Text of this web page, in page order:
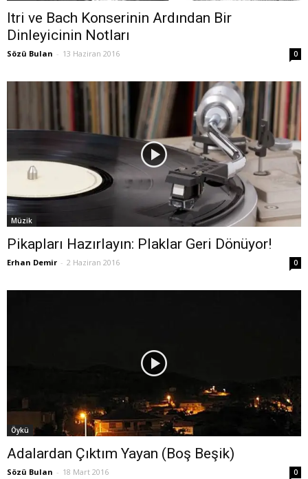
Itri ve Bach Konserinin Ardından Bir
Dinleyicinin Notları
Sözü Bulan - 13 Haziran 2016 0
Müzik
Pikapları Hazırlayın: Plaklar Geri Dönüyor!
Erhan Demir - 2 Haziran 2016 0
Öykü
Adalardan Çıktım Yayan (Boş Beşik)
Sözü Bulan - 18 Mart 2016 0